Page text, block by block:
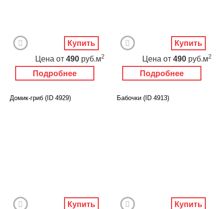
Подробнее
Цена от 490 руб.м2
Купить
Подробнее
Цена от 490 руб.м2
Купить
Домик-гриб (ID 4929)
Купить
Бабочки (ID 4913)
Купить